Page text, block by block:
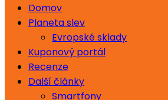
Domov
Planeta slev
Evropské sklady
Kuponový portál
Recenze
Další články
Smartfony